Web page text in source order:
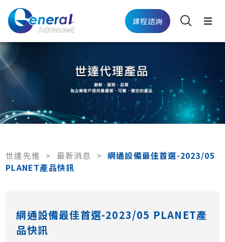
課程諮詢
世達先進 > 最新消息 > 網通設備最佳首選-2023/05
PLANET產品快訊
網通設備最佳首選-2023/05 PLANET產
品快訊